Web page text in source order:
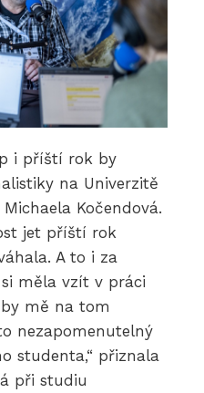
i příští rok by
na Univerzitě
Kočendová.
jet příští rok
A to i za
měla vzít v práci
mě na tom
nezapomenutelný
studenta,“ přiznala
při studiu